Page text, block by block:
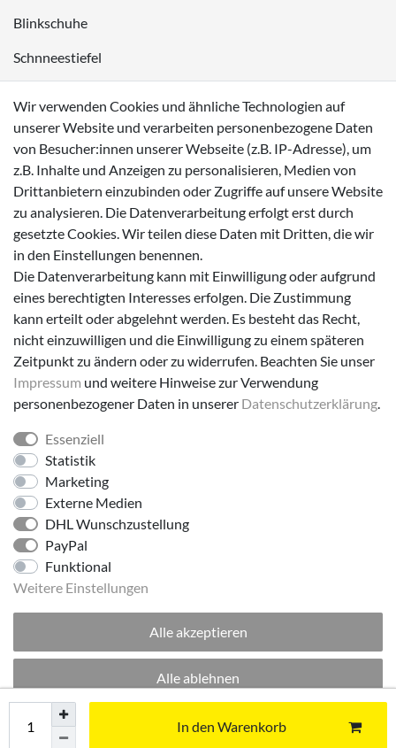
In den Warenkorb
Blinkschuhe
Schnneestiefel
Sneaker
Zahlungsmöglichkeiten
Versanddienstleister
Folge uns!
© 2026 made by Supremo | Alle Rechte vorbehalten.
Wir verwenden Cookies und ähnliche Technologien auf
unserer Website und verarbeiten personenbezogene Daten
von Besucher:innen unserer Webseite (z.B. IP-Adresse), um
z.B. Inhalte und Anzeigen zu personalisieren, Medien von
Drittanbietern einzubinden oder Zugriffe auf unsere Website
zu analysieren. Die Datenverarbeitung erfolgt erst durch
gesetzte Cookies. Wir teilen diese Daten mit Dritten, die wir
in den Einstellungen benennen.
Die Datenverarbeitung kann mit Einwilligung oder aufgrund
eines berechtigten Interesses erfolgen. Die Zustimmung
kann erteilt oder abgelehnt werden. Es besteht das Recht,
nicht einzuwilligen und die Einwilligung zu einem späteren
Zeitpunkt zu ändern oder zu widerrufen. Beachten Sie unser
Impressum und weitere Hinweise zur Verwendung
personenbezogener Daten in unserer Daten­schutz­erklärung.
Essenziell
Statistik
Marketing
Externe Medien
DHL Wunschzustellung
PayPal
Funktional
Weitere Einstellungen
Alle akzeptieren
Alle ablehnen
Auswahl akzeptierenExcellent 5